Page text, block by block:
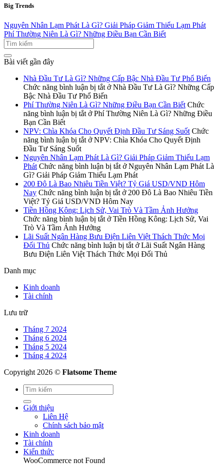
Big Trends
Nguyên Nhân Lạm Phát Là Gì? Giải Pháp Giảm Thiểu Lạm Phát
Phí Thường Niên Là Gì? Những Điều Bạn Cần Biết
Bài viết gần đây
Nhà Đầu Tư Là Gì? Những Cấp Bậc Nhà Đầu Tư Phổ Biến
Chức năng bình luận bị tắt ở Nhà Đầu Tư Là Gì? Những Cấp
Bậc Nhà Đầu Tư Phổ Biến
Phí Thường Niên Là Gì? Những Điều Bạn Cần Biết Chức
năng bình luận bị tắt ở Phí Thường Niên Là Gì? Những Điều
Bạn Cần Biết
NPV: Chìa Khóa Cho Quyết Định Đầu Tư Sáng Suốt Chức
năng bình luận bị tắt ở NPV: Chìa Khóa Cho Quyết Định
Đầu Tư Sáng Suốt
Nguyên Nhân Lạm Phát Là Gì? Giải Pháp Giảm Thiểu Lạm
Phát Chức năng bình luận bị tắt ở Nguyên Nhân Lạm Phát Là
Gì? Giải Pháp Giảm Thiểu Lạm Phát
200 Đô Là Bao Nhiêu Tiền Việt? Tỷ Giá USD/VND Hôm
Nay Chức năng bình luận bị tắt ở 200 Đô Là Bao Nhiêu Tiền
Việt? Tỷ Giá USD/VND Hôm Nay
Tiền Hồng Kông: Lịch Sử, Vai Trò Và Tầm Ảnh Hưởng
Chức năng bình luận bị tắt ở Tiền Hồng Kông: Lịch Sử, Vai
Trò Và Tầm Ảnh Hưởng
Lãi Suất Ngân Hàng Bưu Điện Liên Việt Thách Thức Mọi
Đối Thủ Chức năng bình luận bị tắt ở Lãi Suất Ngân Hàng
Bưu Điện Liên Việt Thách Thức Mọi Đối Thủ
Danh mục
Kinh doanh
Tài chính
Lưu trữ
Tháng 7 2024
Tháng 6 2024
Tháng 5 2024
Tháng 4 2024
Copyright 2026 © Flatsome Theme
Giới thiệu
Liên Hệ
Chính sách bảo mật
Kinh doanh
Tài chính
Kiến thức
WooCommerce not Found